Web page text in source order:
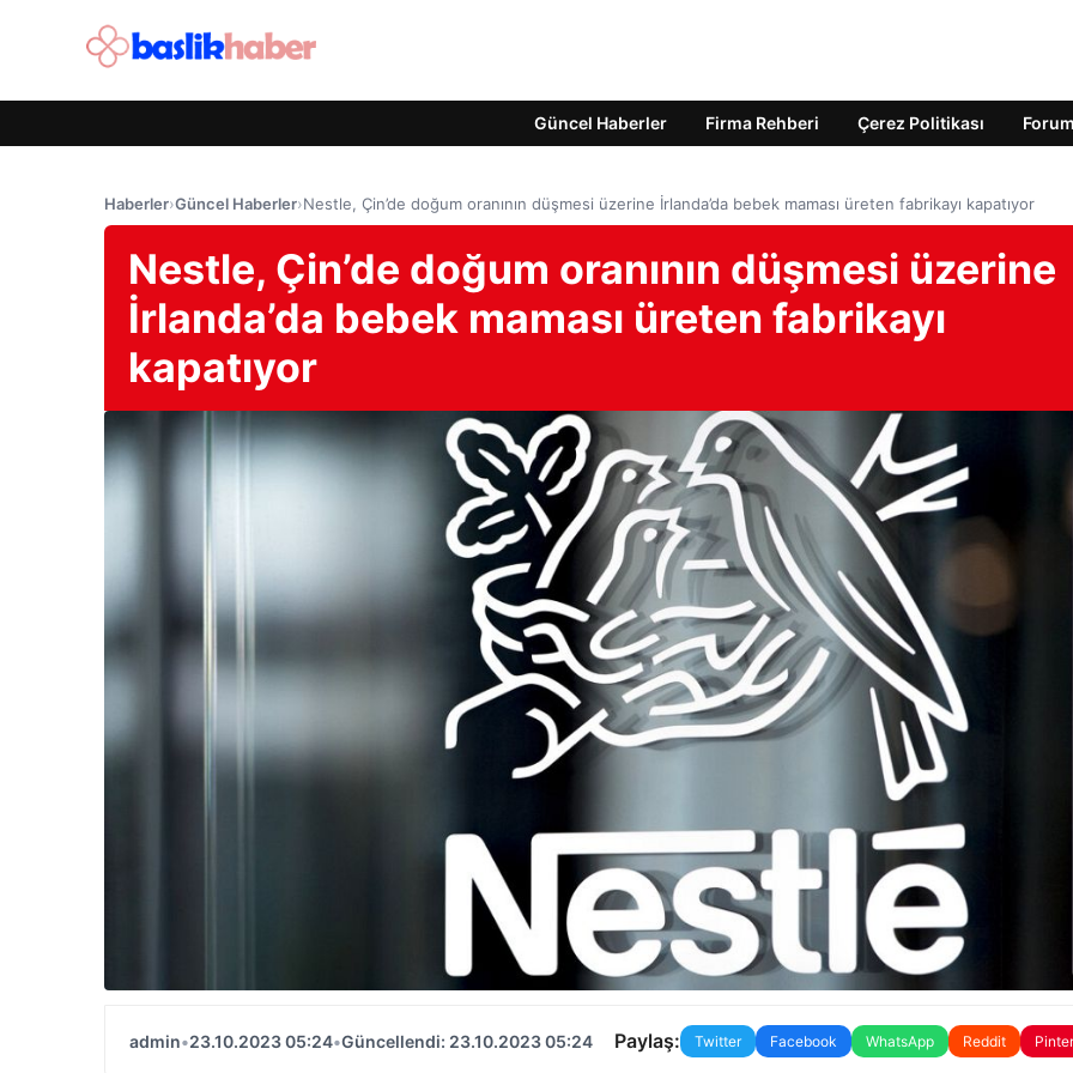
Güncel Haberler Firma Rehberi Çerez Politikası Forum
Haberler›Güncel Haberler›Nestle, Çin’de doğum oranının düşmesi üzerine İrlanda’da bebek maması üreten fabrikayı kapatıyor
Nestle, Çin’de doğum oranının düşmesi üzerine
İrlanda’da bebek maması üreten fabrikayı
kapatıyor
admin•23.10.2023 05:24•Güncellendi: 23.10.2023 05:24 Paylaş: Twitter Facebook WhatsApp Reddit